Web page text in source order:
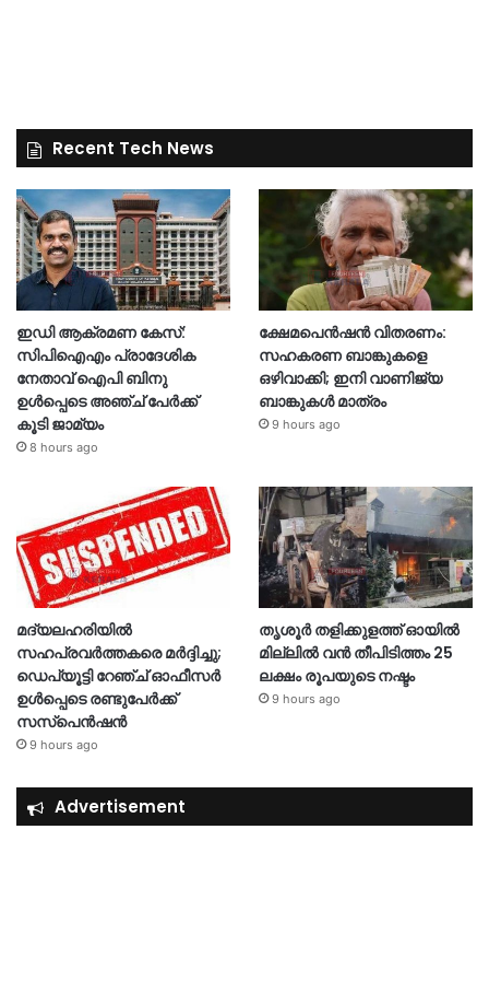
Recent Tech News
ഇഡി ആക്രമണ കേസ്:
സിപിഐഎം പ്രാദേശിക
നേതാവ് ഐപി ബിനു
ഉൾപ്പെടെ അഞ്ച് പേർക്ക്
കൂടി ജാമ്യം
8 hours ago
ക്ഷേമപെൻഷൻ വിതരണം:
സഹകരണ ബാങ്കുകളെ
ഒഴിവാക്കി; ഇനി വാണിജ്യ
ബാങ്കുകൾ മാത്രം
9 hours ago
മദ്യലഹരിയിൽ
സഹപ്രവർത്തകരെ മർദ്ദിച്ചു;
ഡെപ്യൂട്ടി റേഞ്ച് ഓഫീസർ
ഉൾപ്പെടെ രണ്ടുപേർക്ക്
സസ്‌പെൻഷൻ
9 hours ago
തൃശൂര്‍ തളിക്കുളത്ത് ഓയില്‍
മില്ലില്‍ വൻ തീപിടിത്തം 25
ലക്ഷം രൂപയുടെ നഷ്ടം
9 hours ago
Advertisement